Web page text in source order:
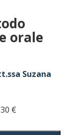
orale
Suzana
€